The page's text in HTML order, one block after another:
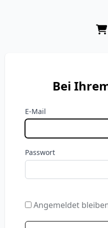
Bei
E-Mail
Passwort
Angemeldet